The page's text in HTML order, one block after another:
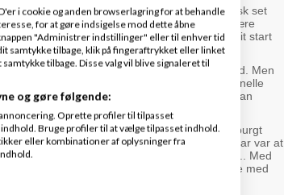
tre ting skal være på plads 1). Du skal teknisk set
din sponsor 2). Kompensationsplanen skal være
af "forhandler" hvervning og 3). Prisen for dit start
Vær dig selv, det kommer du længst med. Men
også at gør lidt ud af sig selv. Det gør traditionelle
ikke at stå i vejen for budskabet. Men man kan
en pæn måde.
med en af USAs top earners der blev spurgt
lave så mange penge med hanekam, hans svar var at
før end han tillod sig selv at få hanekam.. Med
selv 100% var han istand til at kommunikere med
i cookie og anden browserlagring for at behandle
for at gøre indsigelse mod dette åbne
"Administrer indstillinger" eller til enhver tid
samtykke tilbage, klik på fingeraftrykket eller linket
tilbage. Disse valg vil blive signaleret til
og gøre følgende:
Oprette profiler til tilpasset
Bruge profiler til at vælge tilpasset indhold.
eller kombinationer af oplysninger fra